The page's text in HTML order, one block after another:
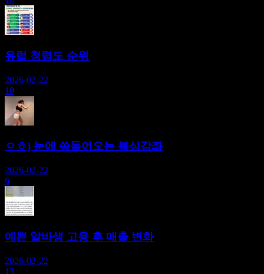
유럽 청렴도 순위
2026-02-22
10
ㅇㅎ) 눈에 쏙들어오는 복싱강좌
2026-02-22
6
예쁜 알바생 고용 후 매출 변화
2026-02-22
13